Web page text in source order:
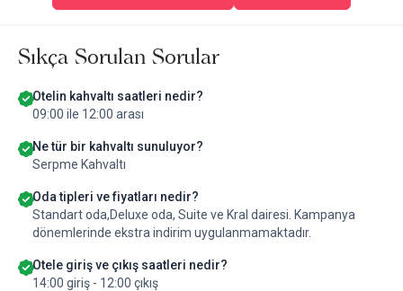
Sıkça Sorulan Sorular
Otelin kahvaltı saatleri nedir?
09:00 ile 12:00 arası
Ne tür bir kahvaltı sunuluyor?
Serpme Kahvaltı
Oda tipleri ve fiyatları nedir?
Standart oda,Deluxe oda, Suite ve Kral dairesi. Kampanya
dönemlerinde ekstra indirim uygulanmamaktadır.
Otele giriş ve çıkış saatleri nedir?
14:00 giriş - 12:00 çıkış